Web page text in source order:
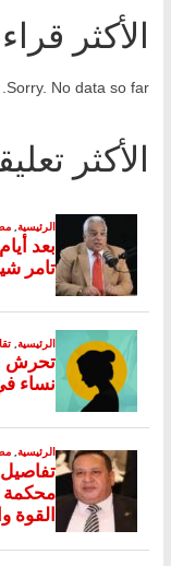
الأكثر
Sorry. No data so far.
الأكثر